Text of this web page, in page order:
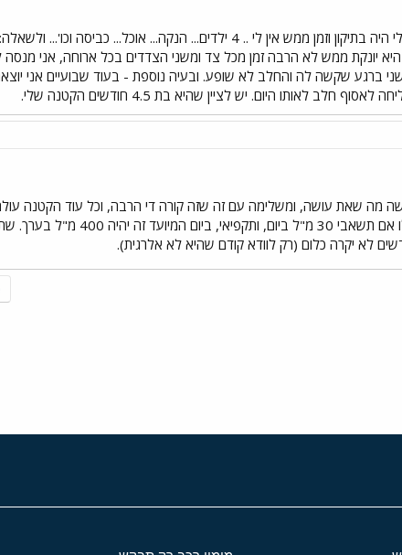
סליחה שאני ניכנסת רק כשיש לי שאלה אבל המחשב שלי היה בתיקון וזמן ממש אין לי .. 4
יונקת ממש לא הרבה זמן מכל צד ומשני הצדדים בכל ארוחה, אני מנסה
ברגע שקשה לה והחלב לא שופע. ובעיה נוספת - בעוד שבועיים אני
לאותו היום. יש לציין שהיא בת 4.5 חודשים הקטנה שלי.
מה שאת עושה, ומשלימה עם זה שזה קורה די הרבה, וכל עוד הקטנה
הבוקר... מה לגבי לשאוב כל יום (14 ימים,